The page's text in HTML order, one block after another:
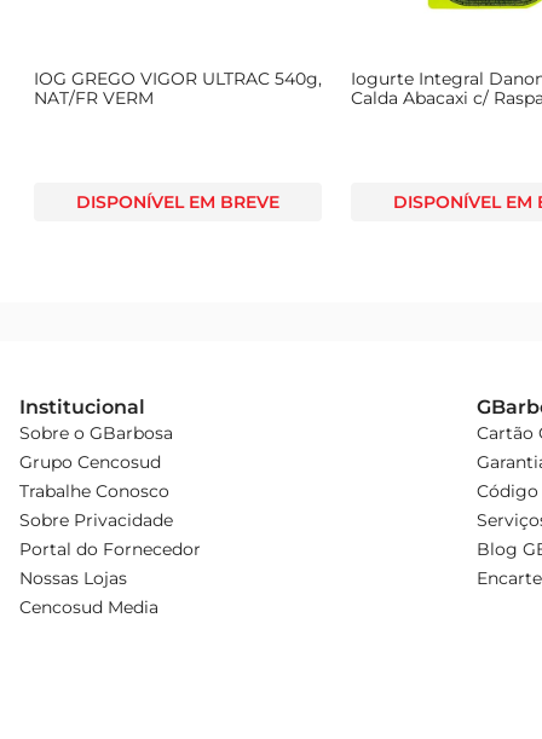
IOG GREGO VIGOR ULTRAC 540g,
NAT/FR VERM
DISPONÍVEL EM BREVE
Iogurte Integral
Calda Abacaxi c/
DISPONÍVEL EM
Institucional
Sobre o GBarbosa
Grupo Cencosud
Trabalhe Conosco
Sobre Privacidade
Portal do Fornecedor
Nossas Lojas
Cencosud Media
Cartão
Código
Blog